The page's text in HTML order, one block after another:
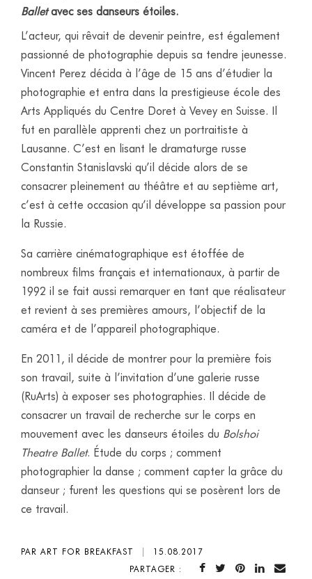
Balletavec ses danseurs étoiles.
L’acteur, qui rêvait de devenir peintre, est également
passionné de photographie depuis sa tendre jeunesse.
Vincent Perez décida à l’âge de 15 ans d’étudier la
photographie et entra dans la prestigieuse école des
Arts Appliqués du Centre Doret à Vevey en Suisse. Il
fut en parallèle apprenti chez un portraitiste à
Lausanne. C’est en lisant le dramaturge russe
Constantin Stanislavski qu’il décide alors de se
consacrer pleinement au théâtre et au septième art,
c’est à cette occasion qu’il développe sa passion pour
la Russie.
Sa carrière cinématographique est étoffée de
nombreux films français et internationaux, à partir de
1992 il se fait aussi remarquer en tant que réalisateur
et revient à ses premières amours, l’objectif de la
caméra et de l’appareil photographique.
En 2011, il décide de montrer pour la première fois
son travail, suite à l’invitation d’une galerie russe
(RuArts) à exposer ses photographies. Il décide de
consacrer un travail de recherche sur le corps en
mouvement avec les danseurs étoiles du Bolshoi
Theatre Ballet. Étude du corps ; comment
photographier la danse ; comment capter la grâce du
danseur ; furent les questions qui se posèrent lors de
ce travail.
PAR ART FOR BREAKFAST
15.08.2017
PARTAGER :